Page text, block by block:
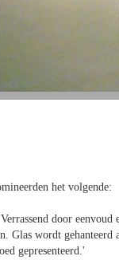
het volgende:
Verrassend door
Glas wordt
gepresenteerd.'